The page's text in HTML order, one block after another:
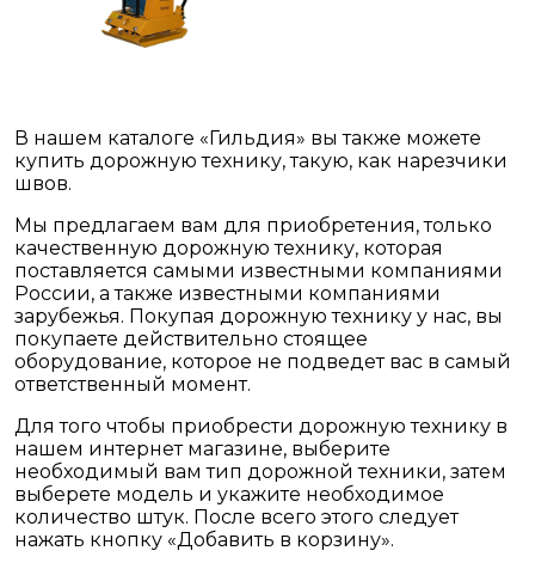
В нашем каталоге «Гильдия» вы также можете
купить дорожную технику, такую, как нарезчики
швов.
Мы предлагаем вам для приобретения, только
качественную дорожную технику, которая
поставляется самыми известными компаниями
России, а также известными компаниями
зарубежья. Покупая дорожную технику у нас, вы
покупаете действительно стоящее
оборудование, которое не подведет вас в самый
ответственный момент.
Для того чтобы приобрести дорожную технику в
нашем интернет магазине, выберите
необходимый вам тип дорожной техники, затем
выберете модель и укажите необходимое
количество штук. После всего этого следует
нажать кнопку «Добавить в корзину».